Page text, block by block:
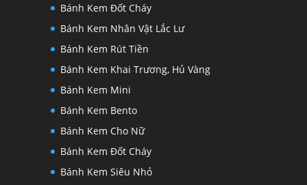
Bánh Kem Đốt Cháy
Bánh Kem Nhân Vật Lắc Lư
Bánh Kem Rút Tiền
Bánh Kem Khai Trương, Hủ Vàng
Bánh Kem Mini
Bánh Kem Bento
Bánh Kem Cho Nữ
Bánh Kem Đốt Cháy
Bánh Kem Siêu Nhỏ